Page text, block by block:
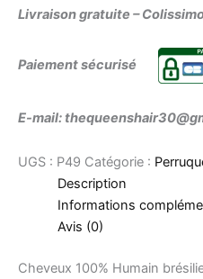
Livraison gratuite –
Paiement sécurisé
E-mail:
UGS : P49 Catégorie :
Description
Informations
Avis (0)
Cheveux 100% Humain